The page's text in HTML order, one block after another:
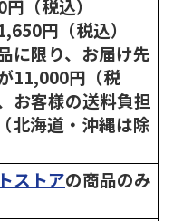
（税込）
円（税込）
に限り、お届け先
11,000円（税
お客様の送料負担
北海道・沖縄は除
ストアの商品のみ